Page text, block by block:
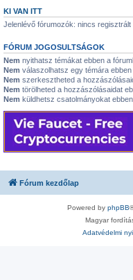
KI VAN ITT
Jelenlévő fórumozók: nincs
FÓRUM JOGOSULTSÁGOK
Nem nyithatsz témákat ebben a
Nem válaszolhatsz egy témára ebben
Nem szerkesztheted a
Nem törölheted a hozzászólásaidat
Nem küldhetsz csatolmányokat
Fórum kezdőlap
Powered by phpBB
Magyar
Adatvédelmi